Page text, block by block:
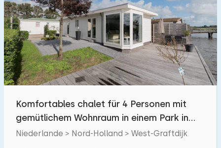
Badezimmer:
1 2 3 4 5
Entfernungen
Von West-Graftdijk(max. km):
Komfortables chalet für 4 Personen mit
gemütlichem Wohnraum in einem Park in
Nordholland
Niederlande > Nord-Holland > West-Graftdijk